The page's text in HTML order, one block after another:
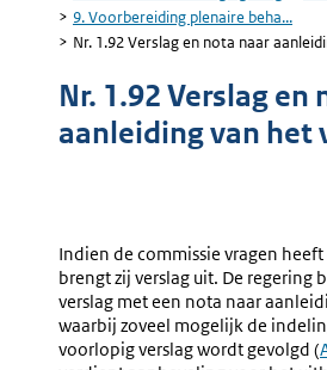
9. Voorbereiding plenaire beha...
Nr. 1.92 Verslag en nota naar
Nr. 1.92 Verslag en
aanleiding van het
Indien de commissie vragen
brengt zij verslag uit. De regering
verslag met een nota naar
waarbij zoveel mogelijk de
voorlopig verslag wordt gevolgd (